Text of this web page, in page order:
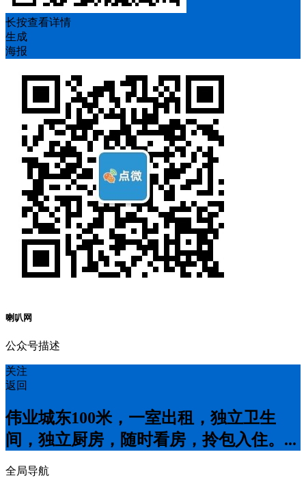
长按查看详情
生成
海报
喇叭网
公众号描述
关注
返回
伟业城东100米，一室出租，独立卫生
间，独立厨房，随时看房，拎包入住。...
全局导航